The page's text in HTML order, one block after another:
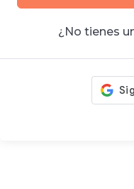
¿No tienes